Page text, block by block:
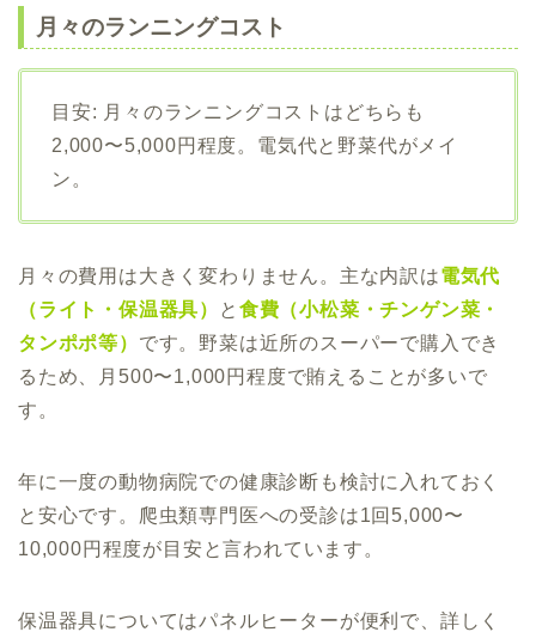
月々のランニングコスト
目安: 月々のランニングコストはどちらも
2,000〜5,000円程度。電気代と野菜代がメイ
ン。
月々の費用は大きく変わりません。主な内訳は電気代
（ライト・保温器具）
と 食費（小松菜・チンゲン菜・
タンポポ等） です。野菜は近所のスーパーで購入でき
るため、月500〜1,000円程度で賄えることが多いで
す。
年に一度の動物病院での健康診断も検討に入れておく
と安心です。爬虫類専門医への受診は1回5,000〜
10,000円程度が目安と言われています。
保温器具についてはパネルヒーターが便利で、詳しく